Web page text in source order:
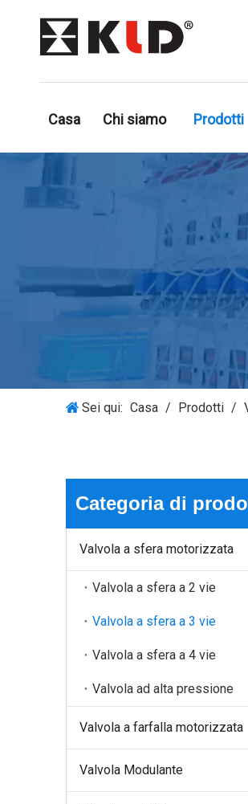
Casa Chi siamo Prodotti
Sei qui: Casa / Prodotti /
Categoria di
Valvola a sfera motorizzata
Valvola a sfera a 2 vie
Valvola a sfera a 3 vie
Valvola a sfera a 4 vie
Valvola ad alta pressione
Valvola a farfalla motorizzata
Valvola Modulante